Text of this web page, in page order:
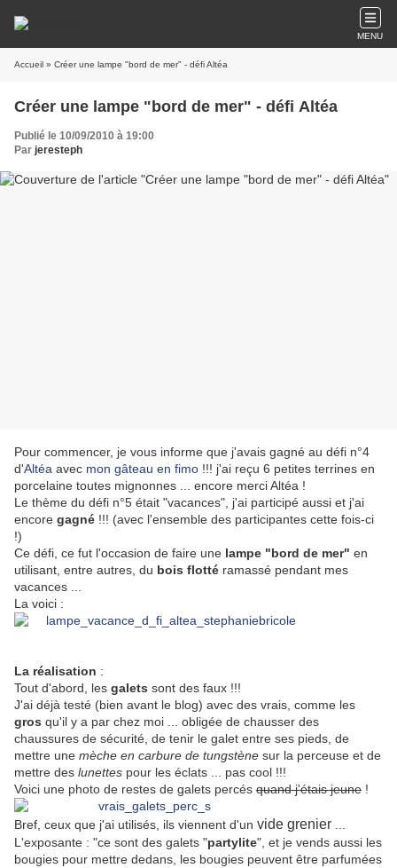
MENU
Accueil » Créer une lampe "bord de mer" - défi Altéa
Créer une lampe "bord de mer" - défi Altéa
Publié le 10/09/2010 à 19:00
Par jeresteph
Pour commencer, je vous informe que j'avais gagné au défi n°4
d'Altéa avec mon gâteau en fimo !!! j'ai reçu 6 petites terrines en
porcelaine toutes mignonnes ... encore merci Altéa !
Le thème du défi n°5 était "vacances", j'ai participé aussi et j'ai
encore gagné !!! (avec l'ensemble des participantes cette fois-ci
!)
Ce défi, ce fut l'occasion de faire une lampe "bord de mer" en
utilisant, entre autres, du bois flotté ramassé pendant mes
vacances ...
La voici :
La réalisation :
Tout d'abord, les galets sont des faux !!!
J'ai déjà testé (bien avant le blog) avec des vrais, comme les
gros qu'il y a par chez moi ... obligée de chausser des
chaussures de sécurité, de tenir le galet entre ses pieds, de
mettre une mèche en carbure de tungstène sur la perceuse et de
mettre des lunettes pour les éclats ... pas cool !!!
Voici une photo de restes de galets percés quand j'étais jeune !
Bref, ceux que j'ai utilisés, ils viennent d'un vide grenier
L'exposante : "ce sont des galets "partylite", et je vends aussi les
bougies pour mettre dedans, les bougies peuvent être parfumées